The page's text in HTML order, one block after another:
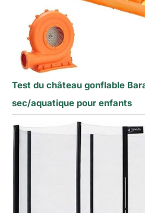
Test du château gonflable
sec/aquatique pour enfants